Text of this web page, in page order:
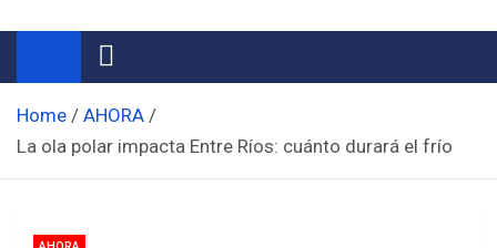
Noticias de Entre Ríos
Información de toda la provincia ahora
Home
AHORA
La ola polar impacta Entre Ríos: cuánto durará el frío